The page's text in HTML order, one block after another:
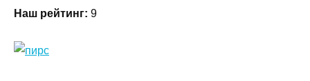
Наш рейтинг: 9